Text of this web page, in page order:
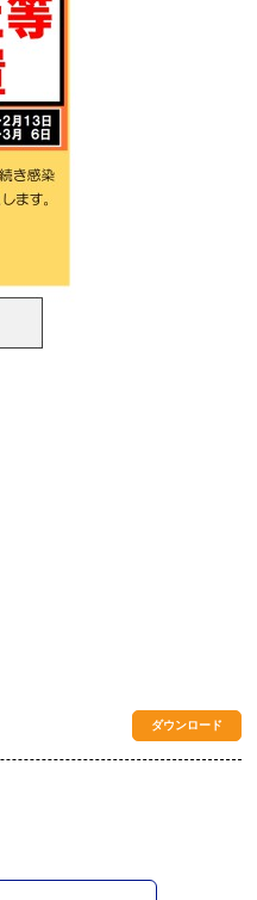
ダウンロード